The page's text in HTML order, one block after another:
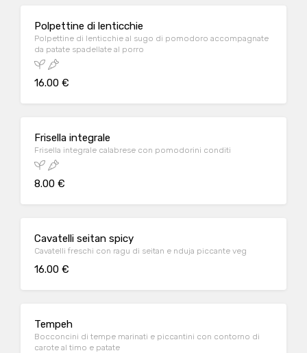
Polpettine di lenticchie
Polpettine di lenticchie al sugo di pomodoro accompagnate
da patate spadellate al porro
16.00 €
Frisella integrale
Frisella integrale calabrese con pomodorini conditi
8.00 €
Cavatelli seitan spicy
Cavatelli freschi con ragu di seitan e nduja piccante veg
16.00 €
Tempeh
Bocconcini di tempe marinati e piccantini con contorno di
carote al timo e patate